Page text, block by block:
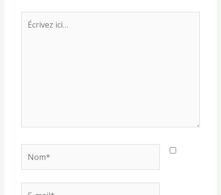
Écrivez
ici…